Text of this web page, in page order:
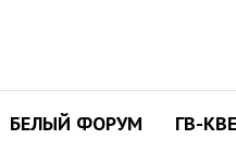
БЕЛЫЙ ФОРУМ ГВ-
Parous Women: The